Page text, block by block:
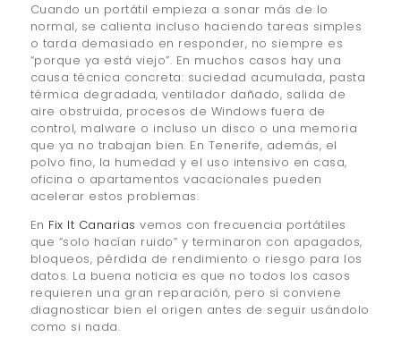
Cuando un portátil empieza a sonar más de lo
normal, se calienta incluso haciendo tareas simples
o tarda demasiado en responder, no siempre es
“porque ya está viejo”. En muchos casos hay una
causa técnica concreta: suciedad acumulada, pasta
térmica degradada, ventilador dañado, salida de
aire obstruida, procesos de Windows fuera de
control, malware o incluso un disco o una memoria
que ya no trabajan bien. En Tenerife, además, el
polvo fino, la humedad y el uso intensivo en casa,
oficina o apartamentos vacacionales pueden
acelerar estos problemas.
En Fix It Canarias vemos con frecuencia portátiles
que “solo hacían ruido” y terminaron con apagados,
bloqueos, pérdida de rendimiento o riesgo para los
datos. La buena noticia es que no todos los casos
requieren una gran reparación, pero sí conviene
diagnosticar bien el origen antes de seguir usándolo
como si nada.